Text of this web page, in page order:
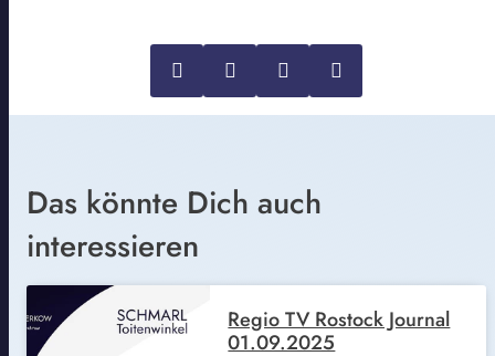
Das könnte Dich auch
interessieren
Regio TV Rostock Journal
01.09.2025